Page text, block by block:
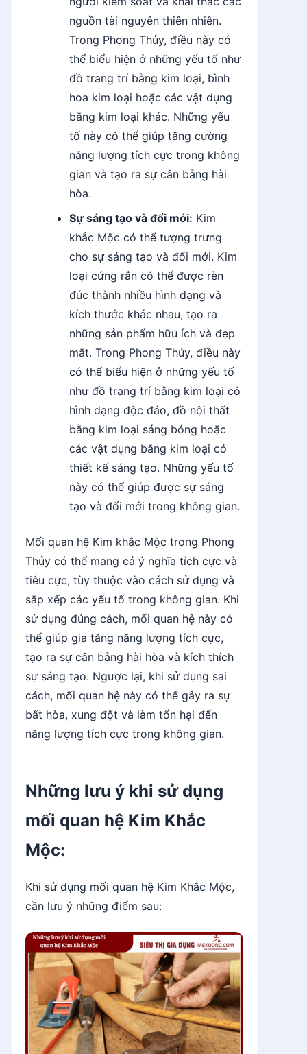
nguồn tài nguyên thiên nhiên.
Trong Phong Thủy, điều này có
thể biểu hiện ở những yếu tố như
đồ trang trí bằng kim loại, bình
hoa kim loại hoặc các vật dụng
bằng kim loại khác. Những yếu
tố này có thể giúp tăng cường
năng lượng tích cực trong không
gian và tạo ra sự cân bằng hài
hòa.
Sự sáng tạo và đổi mới: Kim
khắc Mộc có thể tượng trưng
cho sự sáng tạo và đổi mới. Kim
loại cứng rắn có thể được rèn
đúc thành nhiều hình dạng và
kích thước khác nhau, tạo ra
những sản phẩm hữu ích và đẹp
mắt. Trong Phong Thủy, điều này
có thể biểu hiện ở những yếu tố
như đồ trang trí bằng kim loại có
hình dạng độc đáo, đồ nội thất
bằng kim loại sáng bóng hoặc
các vật dụng bằng kim loại có
thiết kế sáng tạo. Những yếu tố
này có thể giúp được sự sáng
tạo và đổi mới trong không gian.
Mối quan hệ Kim khắc Mộc trong Phong
Thủy có thể mang cả ý nghĩa tích cực và
tiêu cực, tùy thuộc vào cách sử dụng và
sắp xếp các yếu tố trong không gian. Khi
sử dụng đúng cách, mối quan hệ này có
thể giúp gia tăng năng lượng tích cực,
tạo ra sự cân bằng hài hòa và kích thích
sự sáng tạo. Ngược lại, khi sử dụng sai
cách, mối quan hệ này có thể gây ra sự
bất hòa, xung đột và làm tổn hại đến
năng lượng tích cực trong không gian.
Những lưu ý khi sử dụng
mối quan hệ Kim Khắc
Mộc:
Khi sử dụng mối quan hệ Kim Khắc Mộc,
cần lưu ý những điểm sau: